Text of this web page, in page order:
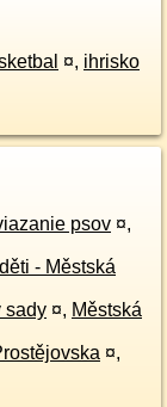
¤, ihrisko
psov ¤,
- Městská
sady ¤, Městská
¤,